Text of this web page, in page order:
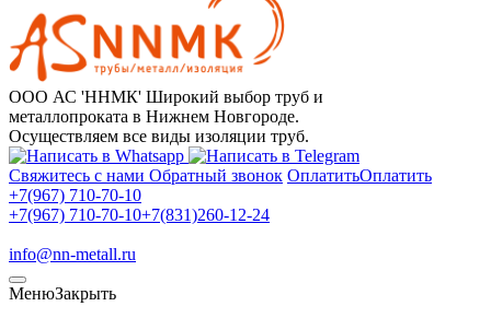
ООО АС 'ННМК' Широкий выбор труб и
металлопроката в Нижнем Новгороде.
Осуществляем все виды изоляции труб.
Свяжитесь с нами Обратный звонок ОплатитьОплатить
+7(967) 710-70-10
+7(967) 710-70-10+7(831)260-12-24
info@nn-metall.ru
МенюЗакрыть